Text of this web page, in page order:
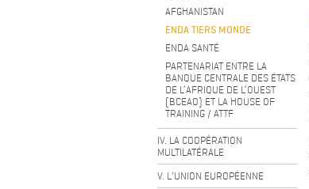
AFGHANISTAN
ENDA TIERS MONDE
ENDA SANTÉ
PARTENARIAT ENTRE LA
BANQUE CENTRALE DES ÉTATS
DE L’AFRIQUE DE L’OUEST
(BCEAO) ET LA HOUSE OF
TRAINING / ATTF
IV. LA COOPÉRATION
MULTILATÉRALE
V. L'UNION EUROPÉENNE